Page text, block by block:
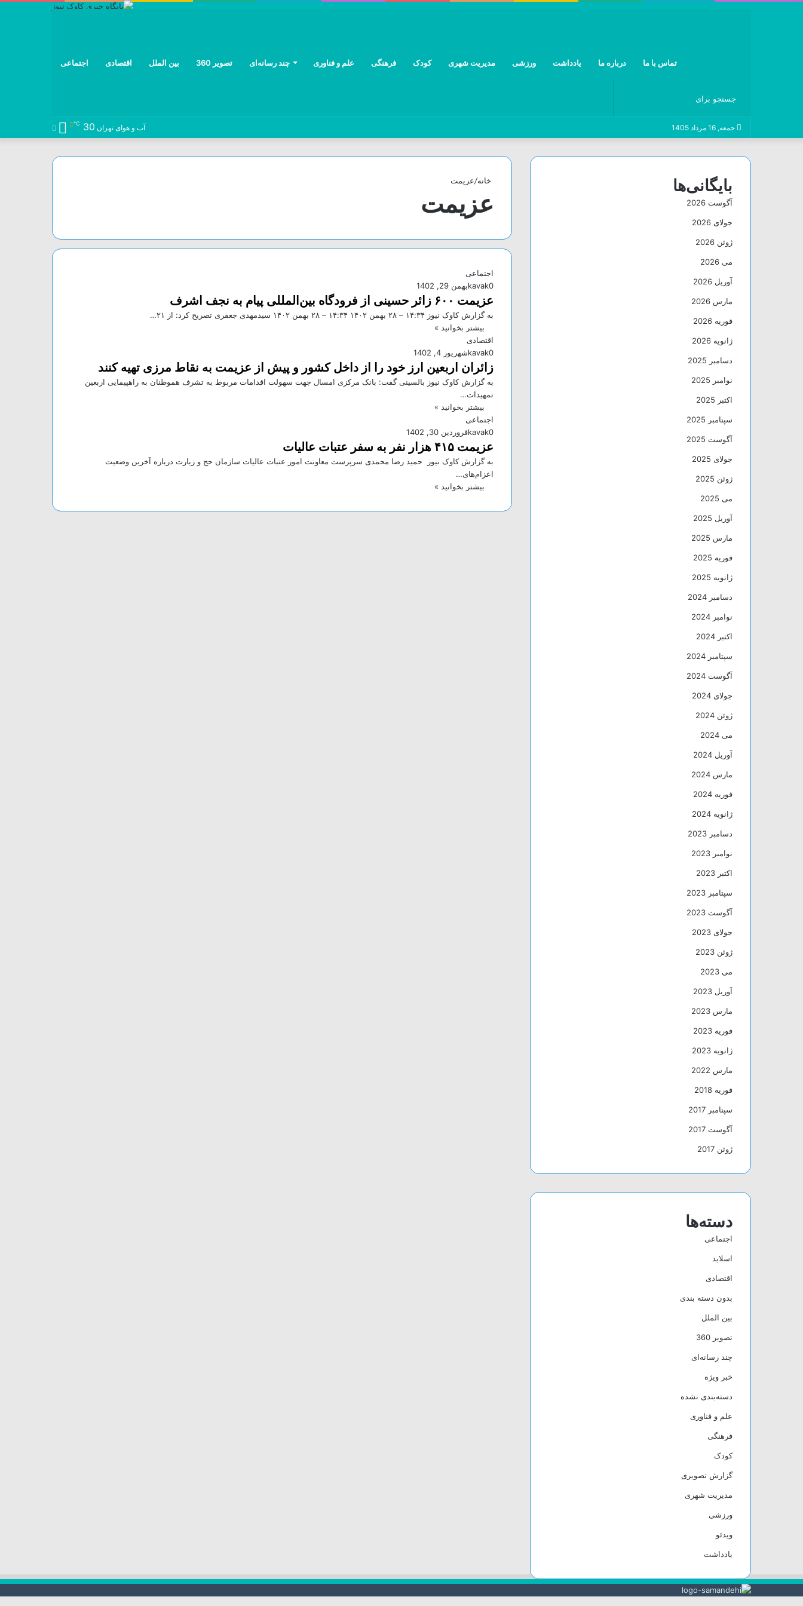
اجتماعی اقتصادی بین الملل تصویر 360 چند رسانه‌ای علم و فناوری فرهنگی کودک مدیریت شهری ورزشی یادداشت درباره ما تماس با ما
جستجو
برای
جمعه, 16 مرداد 1405
فیسآب و هوای تهران 30
℃
خانه/عزیمت
عزیمت
اجتماعی
kavakبهمن 29, 1402 0
عزیمت ۶۰۰ زائر حسینی از فرودگاه بین‌المللی پیام به نجف اشرف
به گزارش کاوک نیوز ۱۴:۳۴ – ۲۸ بهمن ۱۴۰۲ ۱۴:۳۴ – ۲۸ بهمن ۱۴۰۲ سیدمهدی جعفری تصریح کرد: از ۲۱…
بیشتر بخوانید »
اقتصادی
kavakشهریور 4, 1402 0
زائران اربعین ارز خود را از داخل کشور و پیش از عزیمت به نقاط مرزی تهیه کنند
به گزارش کاوک نیوز بالسینی گفت: بانک مرکزی امسال جهت سهولت اقدامات مربوط به تشرف هموطنان به راهپیمایی اربعین
تمهیدات…
بیشتر بخوانید »
اجتماعی
kavakفروردین 30, 1402 0
عزیمت ۴۱۵ هزار نفر به سفر عتبات عالیات
به گزارش کاوک نیوز حمید رضا محمدی سرپرست معاونت امور عتبات عالیات سازمان حج و زیارت درباره آخرین وضعیت
اعزام‌های…
بیشتر بخوانید »
بایگانی‌ها
آگوست 2026
جولای 2026
ژوئن 2026
می 2026
آوریل 2026
مارس 2026
فوریه 2026
ژانویه 2026
دسامبر 2025
نوامبر 2025
اکتبر 2025
سپتامبر 2025
آگوست 2025
جولای 2025
ژوئن 2025
می 2025
آوریل 2025
مارس 2025
فوریه 2025
ژانویه 2025
دسامبر 2024
نوامبر 2024
اکتبر 2024
سپتامبر 2024
آگوست 2024
جولای 2024
ژوئن 2024
می 2024
آوریل 2024
مارس 2024
فوریه 2024
ژانویه 2024
دسامبر 2023
نوامبر 2023
اکتبر 2023
سپتامبر 2023
آگوست 2023
جولای 2023
ژوئن 2023
می 2023
آوریل 2023
مارس 2023
فوریه 2023
ژانویه 2023
مارس 2022
فوریه 2018
سپتامبر 2017
آگوست 2017
ژوئن 2017
دسته‌ها
اجتماعی
اسلاید
اقتصادی
بدون دسته بندی
بین الملل
تصویر 360
چند رسانه‌ای
خبر ویژه
دسته‌بندی نشده
علم و فناوری
فرهنگی
کودک
گزارش تصویری
مدیریت شهری
ورزشی
ویدئو
یادداشت